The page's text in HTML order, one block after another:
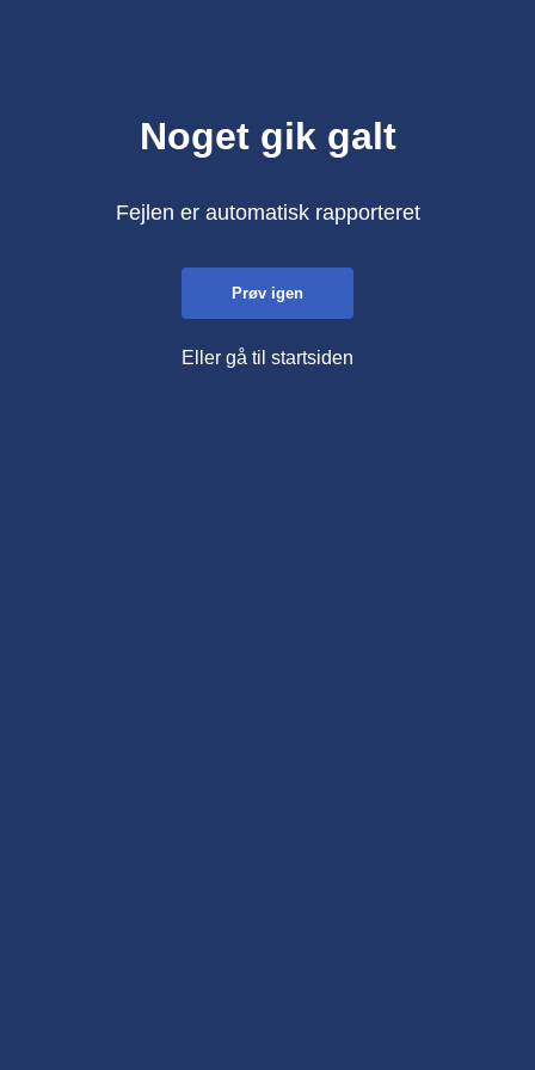
Noget gik galt
Fejlen er automatisk rapporteret
Prøv igen
Eller gå til startsiden